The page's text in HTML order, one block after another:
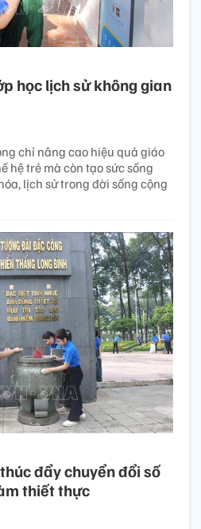
học lịch sử không gian
chỉ nâng cao hiệu quả giáo
hệ trẻ mà còn tạo sức sống
lịch sử trong đời sống cộng
đẩy chuyển đổi số
thiết thực